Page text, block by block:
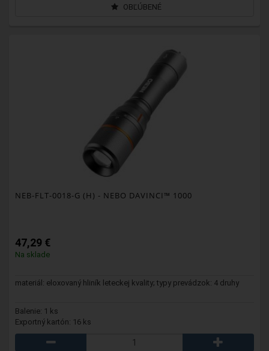
OBĽÚBENÉ
NEB-FLT-0018-G (H) - NEBO DAVINCI™ 1000
47,29 €
Na sklade
materiál: eloxovaný hliník leteckej kvality; typy prevádzok: 4 druhy
Balenie: 1 ks
Exportný kartón: 16 ks